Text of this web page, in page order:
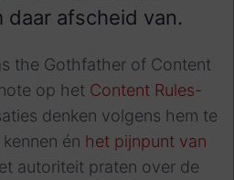
daar afscheid van.
the Gothfather of Content
op het Content Rules-
denken volgens hem te
én het pijnpunt van
autoriteit praten over de